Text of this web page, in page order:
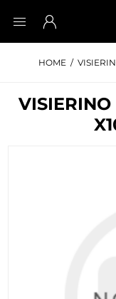
HOME /
VISIERINO